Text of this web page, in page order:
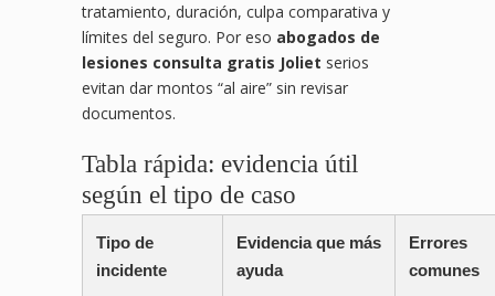
tratamiento, duración, culpa comparativa y
límites del seguro. Por eso abogados de
lesiones consulta gratis Joliet serios
evitan dar montos “al aire” sin revisar
documentos.
Tabla rápida: evidencia útil
según el tipo de caso
Tipo de
incidente
Evidencia que más
ayuda
Errores
comunes